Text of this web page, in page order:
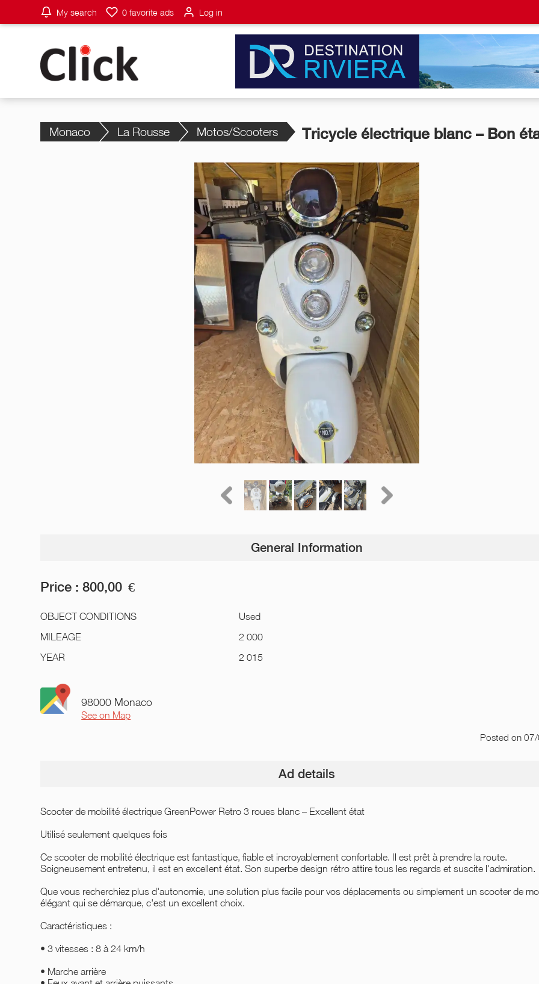
My search 0 favorite ads Log in
Monaco La Rousse Motos/Scooters Tricycle électrique blanc – Bon
General Information
Price : 800,00 €
OBJECT CONDITIONS
Used
MILEAGE
2 000
YEAR
2 015
98000 Monaco
See on Map
Posted on
Ad details
Scooter de mobilité électrique GreenPower Retro 3 roues blanc – Excellent état
Utilisé seulement quelques fois
Ce scooter de mobilité électrique est fantastique, fiable et incroyablement confortable. Il est prêt à prendre la route.
Soigneusement entretenu, il est en excellent état. Son superbe design rétro attire tous les regards et suscite l'admiration.
Que vous recherchiez plus d'autonomie, une solution plus facile pour vos déplacements ou simplement un scooter de
élégant qui se démarque, c'est un excellent choix.
Caractéristiques :
• 3 vitesses : 8 à 24 km/h
• Marche arrière